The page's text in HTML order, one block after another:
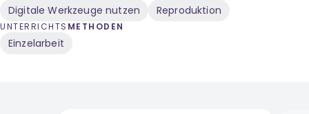
Digitale Werkzeuge nutzen
Reproduktion
UNTERRICHTS METHODEN
Einzelarbeit